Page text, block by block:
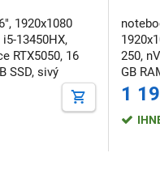
1920x1080
13450HX,
RTX5050, 16
SSD, sivý
250,
GB
1